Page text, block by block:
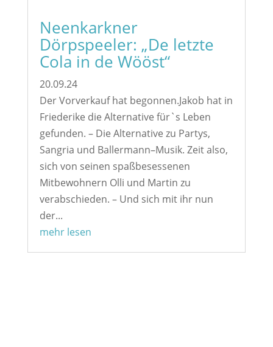
Neenkarkner
Dörpspeeler: „De letzte
Cola in de Wööst“
20.09.24
Der Vorverkauf hat begonnen.Jakob hat in
Friederike die Alternative für`s Leben
gefunden. – Die Alternative zu Partys,
Sangria und Ballermann–Musik. Zeit also,
sich von seinen spaßbesessenen
Mitbewohnern Olli und Martin zu
verabschieden. – Und sich mit ihr nun
der...
mehr lesen